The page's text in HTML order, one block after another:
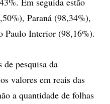
Paraná (98,34%),
Paulo Interior (98,16%).
pesquisa da
valores em reais das
a quantidade de folhas